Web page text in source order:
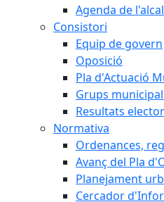
Agenda de
Consistori
Equip de govern
Oposició
Pla d'Actuació
Grups
Resultats
Normativa
Ordenances,
Avanç del Pla
Planejament
Cercador